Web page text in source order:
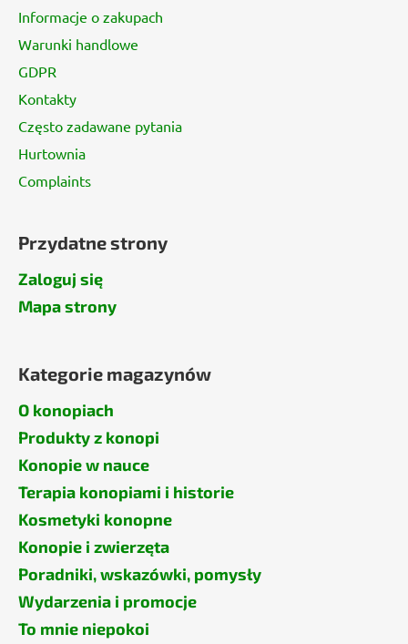
Informacje o zakupach
Warunki handlowe
GDPR
Kontakty
Często zadawane pytania
Hurtownia
Complaints
Przydatne strony
Zaloguj się
Mapa strony
Kategorie magazynów
O konopiach
Produkty z konopi
Konopie w nauce
Terapia konopiami i historie
Kosmetyki konopne
Konopie i zwierzęta
Poradniki, wskazówki, pomysły
Wydarzenia i promocje
To mnie niepokoi